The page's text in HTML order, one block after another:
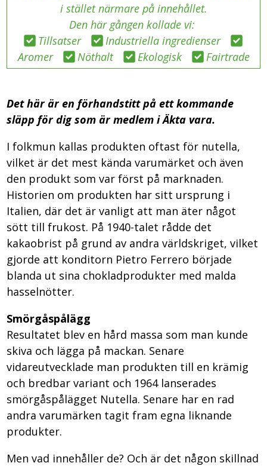
i stället närmare på innehållet.
Den här gången kollade vi:
Tillsatser
Industriella ingredienser
Aromer
Nöthalt Ekologisk Fairtrade
Det här är en förhandstitt på ett kommande
släpp för dig som är medlem i Äkta vara.
I folkmun kallas produkten oftast för nutella,
vilket är det mest kända varumärket och även
den produkt som var först på marknaden.
Historien om produkten har sitt ursprung i
Italien, där det är vanligt att man äter något
sött till frukost. På 1940-talet rådde det
kakaobrist på grund av andra världskriget, vilket
gjorde att konditorn Pietro Ferrero började
blanda ut sina chokladprodukter med malda
hasselnötter.
Smörgåspålägg
Resultatet blev en hård massa som man kunde
skiva och lägga på mackan. Senare
vidareutvecklade man produkten till en krämig
och bredbar variant och 1964 lanserades
smörgåspålägget Nutella. Senare har en rad
andra varumärken tagit fram egna liknande
produkter.
Men vad innehåller de? Och är det någon skillnad